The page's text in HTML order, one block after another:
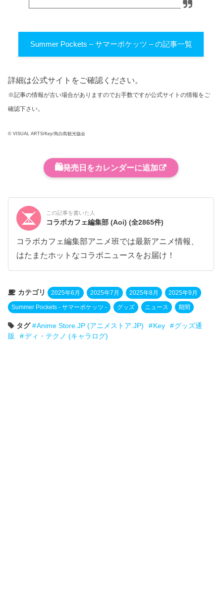
Summer Pockets – サマーポケッツ – の記事一覧
詳細は公式サイトをご確認ください。
※記事の情報が古い場合がありますのでお手数ですが公式サイトの情報をご
確認下さい。
© VISUAL ARTS/Key/鳥白島観光協会
🛍️発売日をカレンダーに追加
この記事を書いた人
コラボカフェ編集部 (Aoi)(全2865件)
コラボカフェ編集部アニメ班では最新アニメ情報、
はたまたホットなコラボニュースをお届け！
カテゴリ 2025年6月 2025年7月 2025年8月 2025年9月
Summer Pockets - サマーポケッツ - グッズ ニュース 期間
タグ Anime Store.JP (アニメストア.JP) Key
グッズ通
販
ディ・テクノ (キャラログ)